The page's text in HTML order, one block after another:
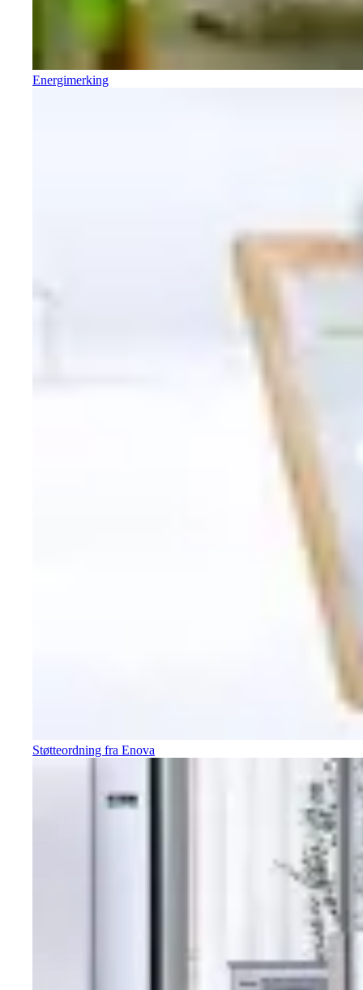
Energimerking
Støtteordning fra Enova